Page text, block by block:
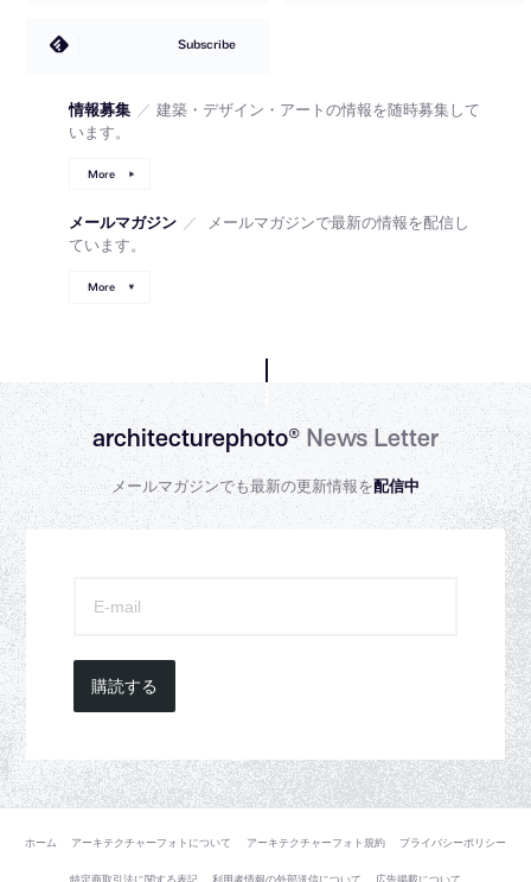
Subscribe
情報募集 ／ 建築・デザイン・アートの情報を随時募集して
います。
More
メールマガジン ／
メールマガジンで最新の情報を配信し
ています。
More
architecturephoto®News Letter
メールマガジンでも最新の更新情報を配信中
購読する
ホーム アーキテクチャーフォトについて アーキテクチャーフォト規約 プライバシーポリシー
特定商取引法に関する表記 利用者情報の外部送信について 広告掲載について